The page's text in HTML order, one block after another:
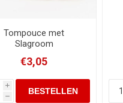
Tompouce met
Slagroom
€3,05
i
h